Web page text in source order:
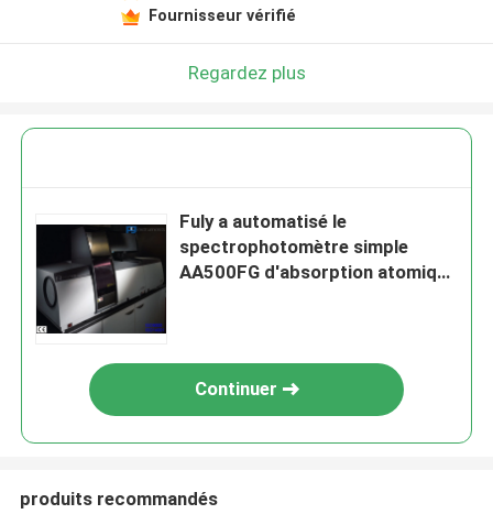
Fournisseur vérifié
Regardez plus
Fuly a automatisé le
spectrophotomètre simple
AA500FG d'absorption atomique
Continuer
produits recommandés